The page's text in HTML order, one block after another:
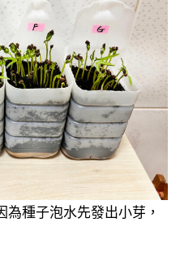
種子泡水先發出小芽，